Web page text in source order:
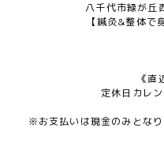
八千代市緑が丘
【鍼灸&整体で
《直
定休日カレ
※お支払いは現金のみとな